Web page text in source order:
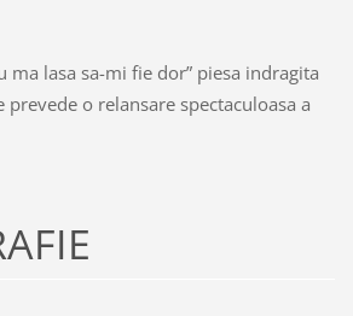
ma lasa sa-mi fie dor” piesa indragita
prevede o relansare spectaculoasa a